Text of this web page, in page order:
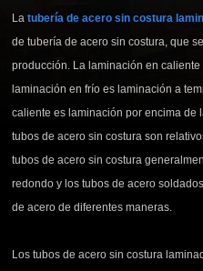
Latubería de acero sin costura
de tubería de acero sin costura, que
producción. La laminación en
laminación en frío es laminación a
caliente es laminación por encima de
tubos de acero sin costura son
tubos de acero sin costura
redondo y los tubos de acero
de acero de diferentes maneras.
Los tubos de acero sin costura